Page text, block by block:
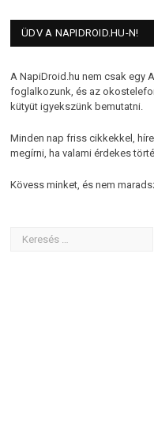
ÜDV A NAPIDROID.HU-N!
A NapiDroid.hu nem csak egy
foglalkozunk, és az
kütyüt igyekszünk bemutatni.
Minden nap friss cikkekkel,
megírni, ha valami érdekes
Kövess minket, és nem